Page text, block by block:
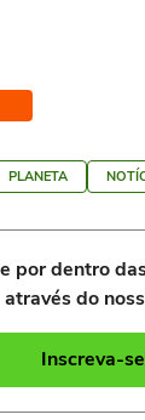
PLANETA
por dentro
através do
Inscreva-se